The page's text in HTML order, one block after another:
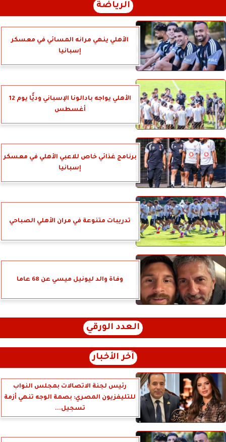
الرياضة
الأهلي ينهي مرانه المسائي في معسكر
إسبانيا
الأهلي يواجه بادالونا الإسباني وديًّا يوم 12
أغسطس
برنامج غذائي خاص للاعبي الأهلي في معسكر
إسبانيا
تدريبات متنوعة في مران الأهلي الصباحي
وفاة والد ليونيل ميسي عن 68 عاما
العدد الورقي
آخر الأخبار
رئيس لجنة الاتصالات بمجلس النواب
للتليفزيون المصري: بصمة الوجه تنهي أزمة
تسجيل...